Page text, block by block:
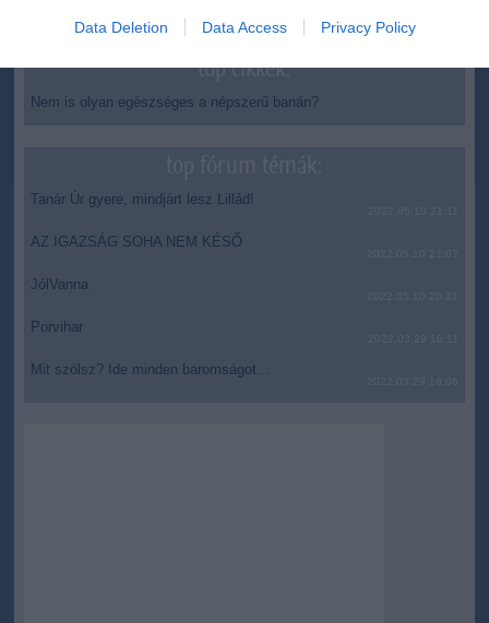
Data Deletion Data Access Privacy Policy
top cikkek:
Nem is olyan egészséges a népszerű banán?
Tanár Úr gyere, mindjárt lesz Lillád!
AZ IGAZSÁG SOHA NEM KÉSŐ
JólVanna
Porvihar
Mit szólsz? Ide minden baromságot...